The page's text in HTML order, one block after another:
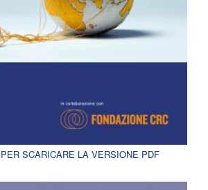
SCARICARE LA VERSIONE PDF